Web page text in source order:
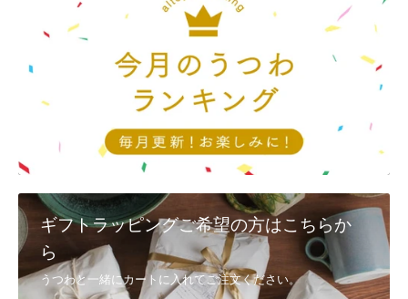
Q9, 返品・交換は、対応可能でしょうか？
①配送時の破損
②注文と異なる商品・不良品
商品到着後3日以内に、メール又は電話(092-404-0968)で連絡し、 着
・代替品が在庫にある場合は、速やかに交換、発送させていただきま
す。
・在庫切れの商品に関しましては、後日発送、またはご返金とさせて
いただきます。
・メールでのご連絡は、
お問い合わせからお願いいたします。
③お客様のご都合（イメージと異なるなど） お客様のご都合による返
品・交換につきましては、未使用に限りお受けいたします。
ギフトラッピングご希望の方はこちらか
ら
うつわと一緒にカートに入れてご注文ください。